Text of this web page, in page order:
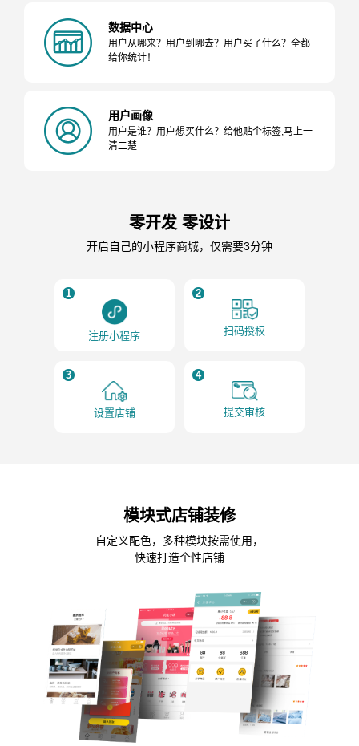
数据中心
用户从哪来？用户到哪去？用户买了什么？全都
给你统计！
用户画像
用户是谁？用户想买什么？给他贴个标签,马上一
清二楚
零开发 零设计
开启自己的小程序商城，仅需要3分钟
1
注册小程序
2
扫码授权
3
设置店铺
4
提交审核
模块式店铺装修
自定义配色，多种模块按需使用，
快速打造个性店铺